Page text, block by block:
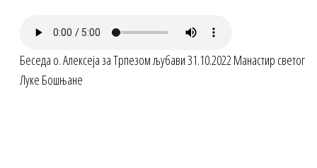
Беседа о. Алексеја за Трпезом љубави 31.10.2022 Манастир светог
Луке Бошњане